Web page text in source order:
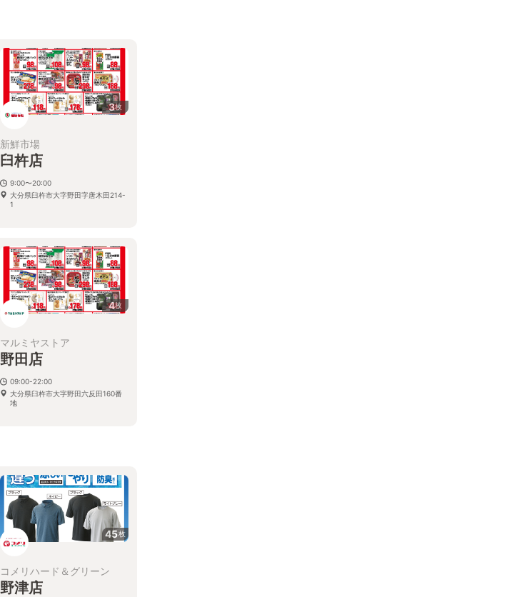
3枚
新鮮市場
臼杵店
9:00〜20:00
大分県臼杵市大字野田字唐木田214-
1
4枚
マルミヤストア
野田店
09:00-22:00
大分県臼杵市大字野田六反田160番
地
45枚
コメリハード＆グリーン
野津店